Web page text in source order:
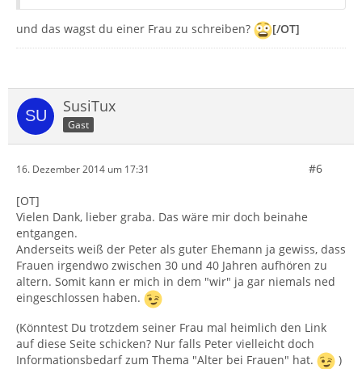
und das wagst du einer Frau zu schreiben? [/OT]
SusiTux
Gast
16. Dezember 2014 um 17:31 #6
[OT]
Vielen Dank, lieber graba. Das wäre mir doch beinahe
entgangen.
Anderseits weiß der Peter als guter Ehemann ja gewiss, dass
Frauen irgendwo zwischen 30 und 40 Jahren aufhören zu
altern. Somit kann er mich in dem "wir" ja gar niemals ned
eingeschlossen haben.
(Könntest Du trotzdem seiner Frau mal heimlich den Link
auf diese Seite schicken? Nur falls Peter vielleicht doch
Informationsbedarf zum Thema "Alter bei Frauen" hat.
)